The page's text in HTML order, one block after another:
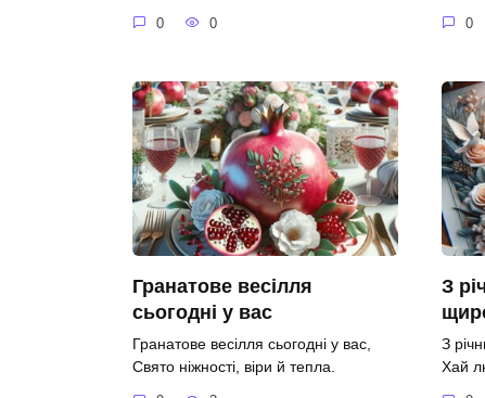
0 0 0
Гранатове весілля
сьогодні у вас
Гранатове весілля сьогодні у вас,
Свято ніжності, віри й тепла.
З
З
Хай